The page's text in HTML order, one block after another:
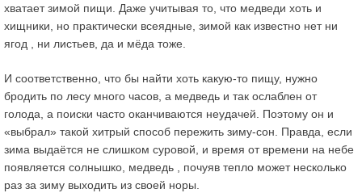
хватает зимой пищи. Даже учитывая то, что медведи хоть и
хищники, но практически всеядные, зимой как известно нет ни
ягод , ни листьев, да и мёда тоже.
И соответственно, что бы найти хоть какую-то пищу, нужно
бродить по лесу много часов, а медведь и так ослаблен от
голода, а поиски часто оканчиваются неудачей. Поэтому он и
«выбрал» такой хитрый способ пережить зиму-сон. Правда, если
зима выдаётся не слишком суровой, и время от времени на небе
появляется солнышко, медведь , почуяв тепло может несколько
раз за зиму выходить из своей норы.